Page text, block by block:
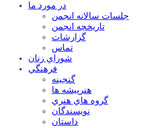
در مورد ما
جلسات سالانه انجمن
تاریخچه انجمن
گزارشات
تماس
شوراي زنان
فرهنگي
گنجينه
هنرپيشه ها
گروه هاي هنري
نويسندگان
داستان